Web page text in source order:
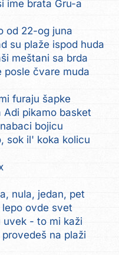
ime brata Gru-a
od 22-og juna
su plaže ispod huda
meštani sa brda
posle čvare muda
furaju šapke
pikamo basket
bojicu
sok il' koka kolicu
nula, jedan, pet
ovde svet
uvek - to mi kaži
na plaži